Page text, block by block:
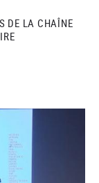
DE LA CHAÎNE